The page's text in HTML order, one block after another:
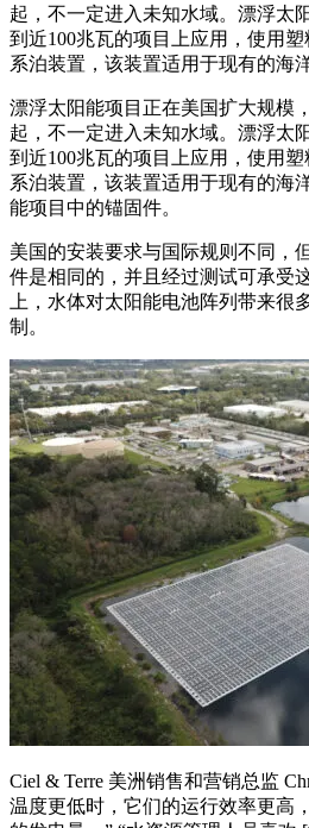
起，不一定进入未知水域。漂浮太
到近100兆瓦的项目上应用，使用塑
系泊装置，该装置适用于现有的海
漂浮太阳能项目正在美国扩大规模
起，不一定进入未知水域。漂浮太
到近100兆瓦的项目上应用，使用塑
系泊装置，该装置适用于现有的海
能项目中的锚固件。
美国的安装要求与国际规则不同，
件是相同的，并且经过测试可承受
上，水体对太阳能电池阵列带来很
制。
Ciel & Terre 美洲销售和营销总监
温度更低时，它们的运行效率更高